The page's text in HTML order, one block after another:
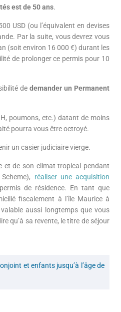
est de 50 ans.
USD (ou l’équivalent en devises
Par la suite, vous devrez vous
(soit environ 16 000 €) durant les
de prolonger ce permis pour 10
de demander un Permanent
poumons, etc.) datant de moins
pourra vous être octroyé.
un casier judiciaire vierge.
et de son climat tropical pendant
réaliser une acquisition
de résidence. En tant que
fiscalement à l’île Maurice à
aussi longtemps que vous
qu’à sa revente, le titre de séjour
et enfants jusqu’à l’âge de